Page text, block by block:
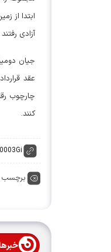
ابتدا از
آزادی
جیان
عقد
چارچوب
کنند.
برچسب